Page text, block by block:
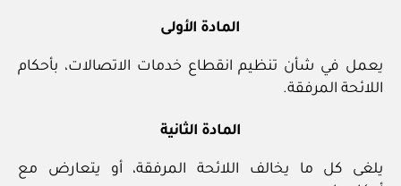
المادة الأولى
يعمل في شأن تنظيم انقطاع خدمات الاتصالات، بأحكام
اللائحة المرفقة.
المادة الثانية
يلغى كل ما يخالف اللائحة المرفقة، أو يتعارض مع